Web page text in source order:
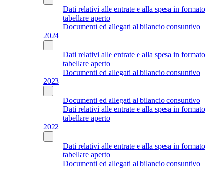
Dati relativi alle entrate e alla spesa in formato
tabellare aperto
Documenti ed allegati al bilancio consuntivo
2024
Dati relativi alle entrate e alla spesa in formato
tabellare aperto
Documenti ed allegati al bilancio consuntivo
2023
Documenti ed allegati al bilancio consuntivo
Dati relativi alle entrate e alla spesa in formato
tabellare aperto
2022
Dati relativi alle entrate e alla spesa in formato
tabellare aperto
Documenti ed allegati al bilancio consuntivo